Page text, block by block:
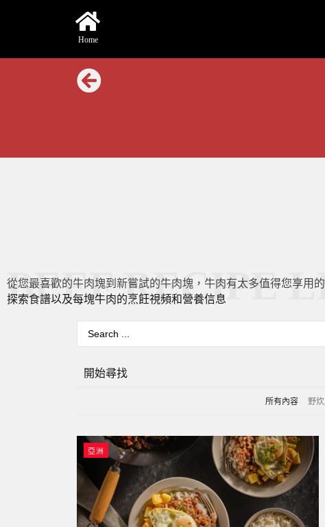
Home
BEEF RECIPE
從您最喜歡的牛肉塊到新嘗試的牛肉塊，牛肉有太多值得您享用的
探索食譜以及每塊牛肉的烹飪視頻和營養信息
開始尋找
所有內容 野
亞洲